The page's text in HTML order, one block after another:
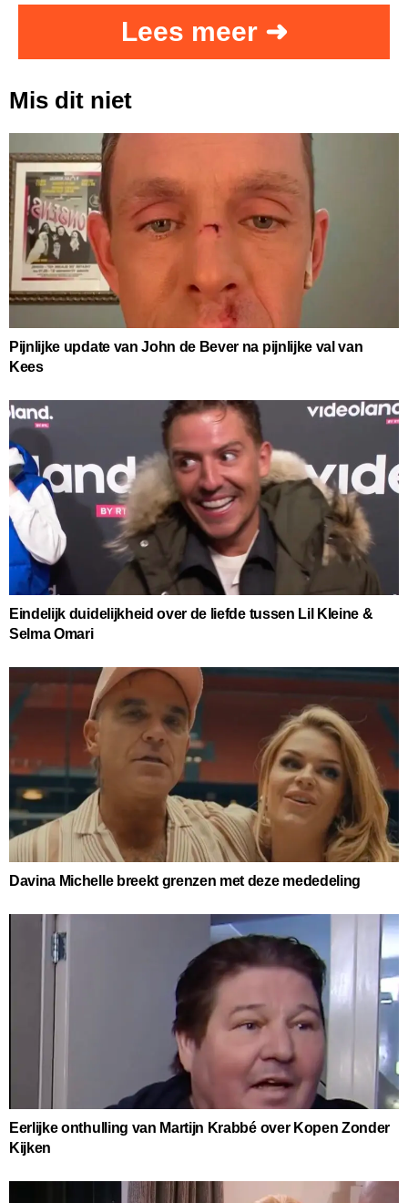
Lees meer ➜
Mis dit niet
Pijnlijke update van John de Bever na pijnlijke val van
Kees
Eindelijk duidelijkheid over de liefde tussen Lil Kleine &
Selma Omari
Davina Michelle breekt grenzen met deze mededeling
Eerlijke onthulling van Martijn Krabbé over Kopen Zonder
Kijken